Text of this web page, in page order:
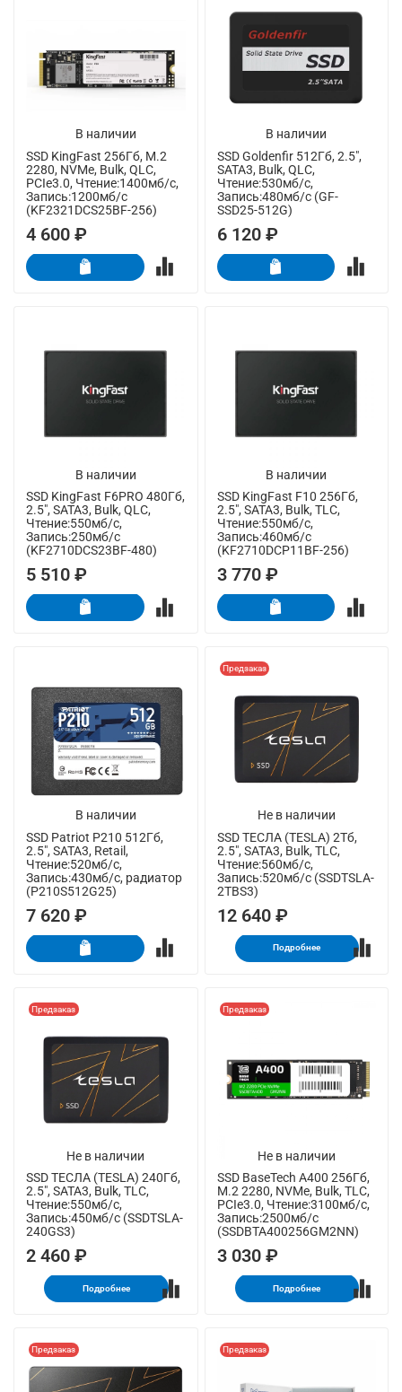
В наличии
SSD KingFast 256Гб, M.2
2280, NVMe, Bulk, QLC,
PCIe3.0, Чтение:1400мб/с,
Запись:1200мб/с
(KF2321DCS25BF-256)
4 600 ₽
В наличии
SSD Goldenfir 512Гб, 2.5",
SATA3, Bulk, QLC,
Чтение:530мб/с,
Запись:480мб/с (GF-
SSD25-512G)
6 120 ₽
В наличии
SSD KingFast F6PRO 480Гб,
2.5", SATA3, Bulk, QLC,
Чтение:550мб/с,
Запись:250мб/с
(KF2710DCS23BF-480)
5 510 ₽
В наличии
SSD KingFast F10 256Гб,
2.5", SATA3, Bulk, TLC,
Чтение:550мб/с,
Запись:460мб/с
(KF2710DCP11BF-256)
3 770 ₽
В наличии
SSD Patriot P210 512Гб,
2.5", SATA3, Retail,
Чтение:520мб/с,
Запись:430мб/с, радиатор
(P210S512G25)
7 620 ₽
Не в наличии
Предзаказ
SSD ТЕСЛА (TESLA) 2Тб,
2.5", SATA3, Bulk, TLC,
Чтение:560мб/с,
Запись:520мб/с (SSDTSLA-
2TBS3)
12 640 ₽
Подробнее
Не в наличии
Предзаказ
SSD ТЕСЛА (TESLA) 240Гб,
2.5", SATA3, Bulk, TLC,
Чтение:550мб/с,
Запись:450мб/с (SSDTSLA-
240GS3)
2 460 ₽
Подробнее
Не в наличии
Предзаказ
SSD BaseTech A400 256Гб,
M.2 2280, NVMe, Bulk, TLC,
PCIe3.0, Чтение:3100мб/с,
Запись:2500мб/с
(SSDBTA400256GM2NN)
3 030 ₽
Подробнее
Предзаказ Предзаказ